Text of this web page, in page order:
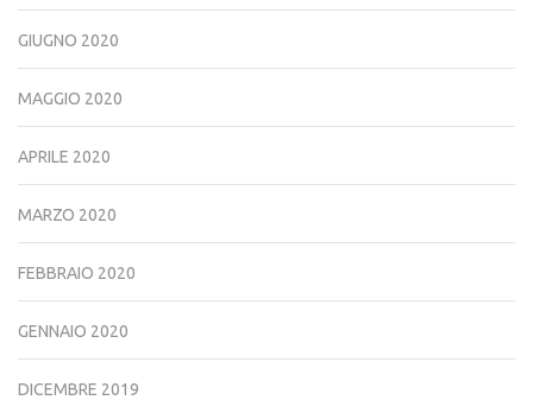
GIUGNO 2020
MAGGIO 2020
APRILE 2020
MARZO 2020
FEBBRAIO 2020
GENNAIO 2020
DICEMBRE 2019